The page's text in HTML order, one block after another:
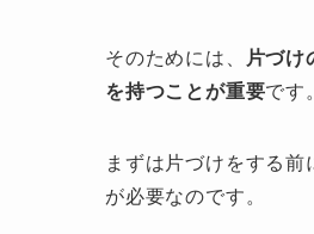
そのためには、
片づ
を持つことが重要です。
まずは片づけをする
が必要なのです。